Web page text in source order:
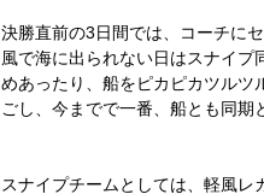
決勝直前の3日間では、コーチに
風で海に出られない日はスナイ
めあったり、船をピカピカツルツ
ごし、今までで一番、船とも同
スナイプチームとしては、軽風